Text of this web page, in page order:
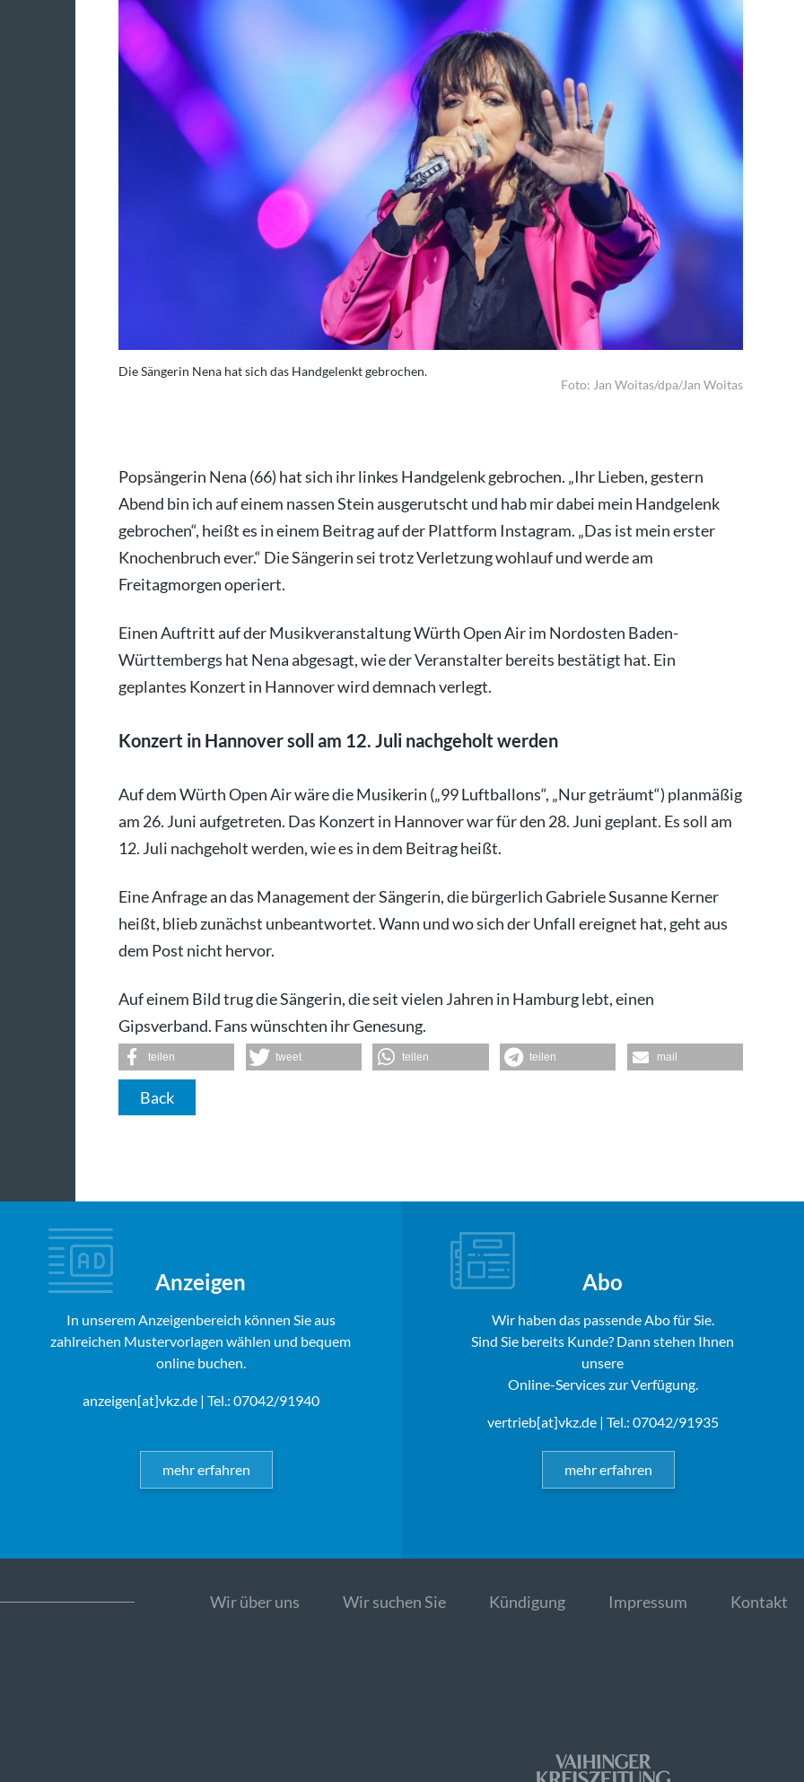
Die Sängerin Nena hat sich das Handgelenkt gebrochen.
Foto: Jan Woitas/dpa/Jan Woitas
Popsängerin Nena (66) hat sich ihr linkes Handgelenk gebrochen. „Ihr Lieben, gestern
Abend bin ich auf einem nassen Stein ausgerutscht und hab mir dabei mein Handgelenk
gebrochen“, heißt es in einem Beitrag auf der Plattform Instagram. „Das ist mein erster
Knochenbruch ever.“ Die Sängerin sei trotz Verletzung wohlauf und werde am
Freitagmorgen operiert.
Einen Auftritt auf der Musikveranstaltung Würth Open Air im Nordosten Baden-
Württembergs hat Nena abgesagt, wie der Veranstalter bereits bestätigt hat. Ein
geplantes Konzert in Hannover wird demnach verlegt.
Konzert in Hannover soll am 12. Juli nachgeholt werden
Auf dem Würth Open Air wäre die Musikerin („99 Luftballons“, „Nur geträumt“) planmäßig
am 26. Juni aufgetreten. Das Konzert in Hannover war für den 28. Juni geplant. Es soll am
12. Juli nachgeholt werden, wie es in dem Beitrag heißt.
Eine Anfrage an das Management der Sängerin, die bürgerlich Gabriele Susanne Kerner
heißt, blieb zunächst unbeantwortet. Wann und wo sich der Unfall ereignet hat, geht aus
dem Post nicht hervor.
Auf einem Bild trug die Sängerin, die seit vielen Jahren in Hamburg lebt, einen
Gipsverband. Fans wünschten ihr Genesung.
teilen tweet teilen teilen mail
Back
Anzeigen
In unserem Anzeigenbereich können Sie aus
zahlreichen Mustervorlagen wählen und bequem
online buchen.
anzeigen[at]vkz.de| Tel.: 07042/91940
mehr erfahren
Abo
Wir haben das passende Abo für Sie.
Sind Sie bereits Kunde? Dann stehen Ihnen
unsere
Online-Services zur Verfügung.
vertrieb[at]vkz.de| Tel.: 07042/91935
mehr erfahren
Wir über uns Wir suchen Sie Kündigung Impressum Kontakt